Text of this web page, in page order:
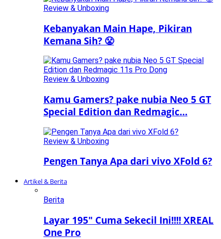
Review & Unboxing
Kebanyakan Main Hape, Pikiran
Kemana Sih? 😤
Review & Unboxing
Kamu Gamers? pake nubia Neo 5 GT
Special Edition dan Redmagic…
Review & Unboxing
Pengen Tanya Apa dari vivo XFold 6?
Artikel & Berita
Berita
Layar 195″ Cuma Sekecil Ini!!!! XREAL
One Pro